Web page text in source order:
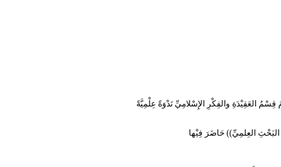
قِسْمُ العَقِيْدَةِ والفِكْرِ الإِسْلامِيِّ نَدْوَةً عِلْمِيَّةً
البَحْثِ العِلمِيِّ)) حَاضَرَ فِيْها